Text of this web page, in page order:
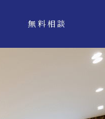
無料相談